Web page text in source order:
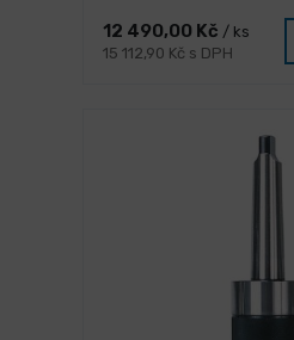
12 490,00 Kč / ks
15 112,90 Kč s DPH